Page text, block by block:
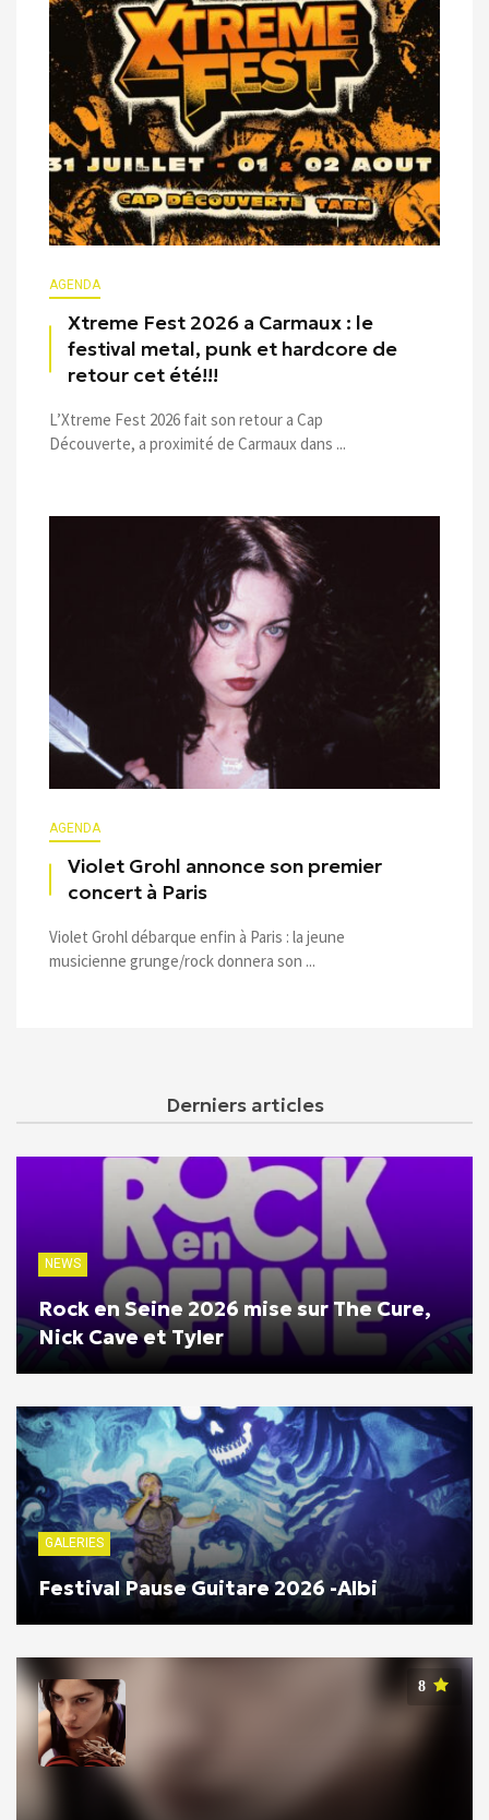
AGENDA
Xtreme Fest 2026 a Carmaux : le
festival metal, punk et hardcore de
retour cet été!!!
L’Xtreme Fest 2026 fait son retour a Cap
Découverte, a proximité de Carmaux dans ...
AGENDA
Violet Grohl annonce son premier
concert à Paris
Violet Grohl débarque enfin à Paris : la jeune
musicienne grunge/rock donnera son ...
Derniers articles
NEWS
Rock en Seine 2026 mise sur The Cure,
Nick Cave et Tyler
GALERIES
Festival Pause Guitare 2026 -Albi
8